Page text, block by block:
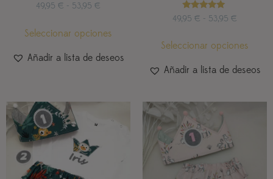
49,95 € - 53,95 €
Seleccionar opciones
Añadir a lista de deseos
Valorado
con
49,95 € - 53,95 €
Seleccionar opciones
Añadir a lista de deseos